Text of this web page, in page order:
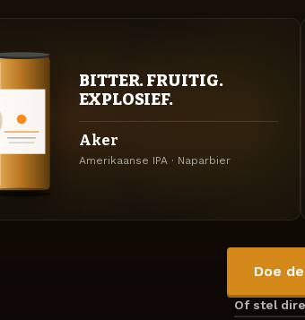
BITTER. FRUITIG.
EXPLOSIEF.
Aker
Amerikaanse IPA · Naparbier
Doe
Of stel